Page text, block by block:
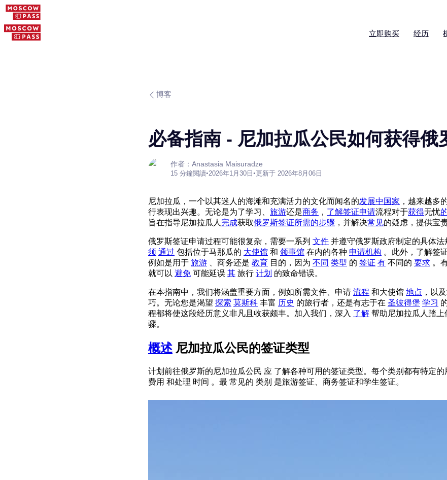
立即购买 经历
博客
必备指南 - 尼加拉瓜公民如何获得俄
作者：Anastasia Maisuradze
15 分鐘閱讀•2026年1月30日 •更新于 2026年8月06日
尼加拉瓜，一个以其迷人的海滩和充满活力的文化而闻名的发展中国家 ，越来越多
行表现出兴趣。无论是为了学习、 旅游还是商务 ， 了解签证申请流程对于获得无忧
旨在指导尼加拉瓜人 完成获取俄罗斯签证所需的步骤 ，并解决常见的疑虑，提供宝
俄罗斯签证申请过程可能很复杂，需要一系列 文件 并遵守俄罗斯政府制定的具体法
须 通过 包括位于马那瓜的 大使馆 和 领事馆 在内的各种 申请机构 。此外，了解签
例如是用于 旅游 、商务还是 教育 目的，因为 不同 类型 的 签证 有 不同的 要求 。
就可以 避免 可能延误 其 旅行 计划 的致命错误。
在本指南中，我们将涵盖重要方面，例如所需文件、申请 流程 和大使馆 地点 ，以
巧。无论您是渴望 探索 莫斯科 丰富 历史 的旅行者，还是有志于在 圣彼得堡 学习
程都将使这段经历意义非凡且收获颇丰。加入我们，深入 了解 帮助尼加拉瓜人踏上
骤。
概述 尼加拉瓜公民的签证类型
计划前往俄罗斯的尼加拉瓜公民 应 了解各种可用的签证类型。每个类别都有特定的
费用 和处理 时间 。最 常见的 类别 是旅游签证、商务签证和学生签证。